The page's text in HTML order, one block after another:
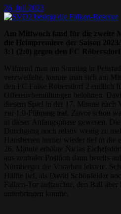
26. Juli 2023
Am Mittwoch fand für die zweite
die Heimpremiere der Saison
3:1 (2:0) gegen den FC
Während man am Sonntag in
verzweifelte, konnte man sich am
den FC Falke Röbersdorf 2 endlich
Offensivbemühungen belohnen.
diesem Spiel in der 17. Minute nach
zur 1:0-Führung traf. Zuvor schon
in dieser Anfangsphase gewesen.
Durchgang noch relativ wenig zu
Hausherren immer wieder tief in die
26. Minute erhöhte Niclas
aus zentraler Position dann bereits
Nürnberger die Vorarbeit leistete.
Hälfte lief, als David Schönfelder
Falken-Tor auftauchte, den Ball aber
unterbringen konnte.